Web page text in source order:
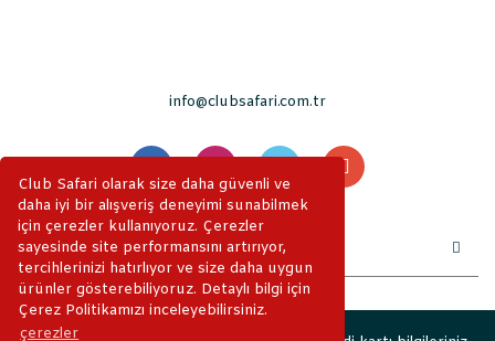
Club Safari olarak size daha güvenli ve
daha iyi bir alışveriş deneyimi sunabilmek
için çerezler kullanıyoruz. Çerezler
sayesinde site performansını artırıyor,
tercihlerinizi hatırlıyor ve size daha uygun
ürünler gösterebiliyoruz. Detaylı bilgi için
Çerez Politikamızı inceleyebilirsiniz.
çerezler
info@clubsafari.com.tr